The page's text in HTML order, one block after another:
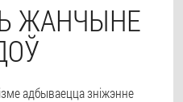
ЖАНЧЫНЕ
адбываецца зніжэнне